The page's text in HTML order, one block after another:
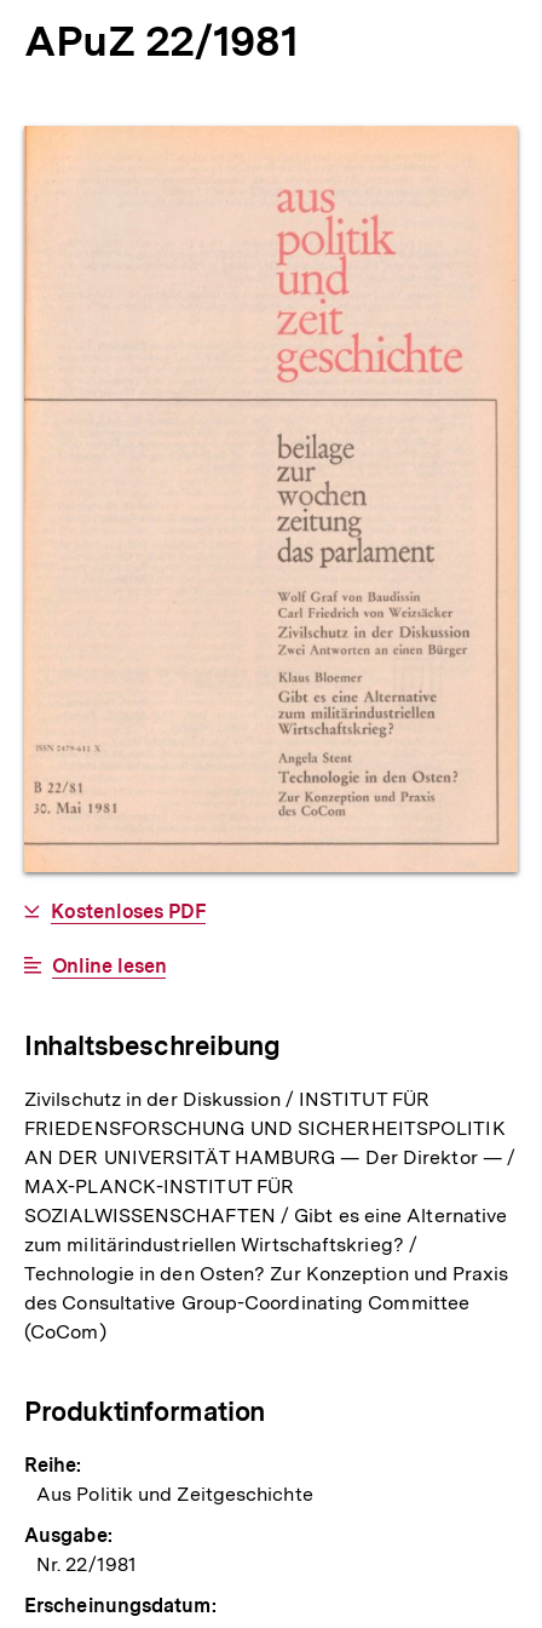
APuZ 22/1981
Allgemeine
Informationen
Download-
Kostenloses PDF
Interner
Online lesen
Inhaltsbeschreibung
Zivilschutz in der Diskussion / INSTITUT FÜR
FRIEDENSFORSCHUNG UND SICHERHEITSPOLITIK
AN DER UNIVERSITÄT HAMBURG — Der Direktor — /
MAX-PLANCK-INSTITUT FÜR
SOZIALWISSENSCHAFTEN / Gibt es eine Alternative
zum militärindustriellen Wirtschaftskrieg? /
Technologie in den Osten? Zur Konzeption und Praxis
des Consultative Group-Coordinating Committee
(CoCom)
Produktinformation
Reihe:
Aus Politik und Zeitgeschichte
Ausgabe:
Nr. 22/1981
Erscheinungsdatum: